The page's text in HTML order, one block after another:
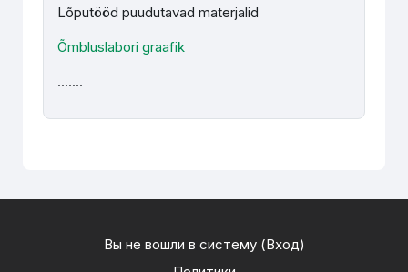
Lõputööd puudutavad materjalid
Õmbluslabori graafik
.......
Вы не вошли в систему (Вход)